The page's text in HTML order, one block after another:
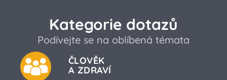
Kategorie dotazů
Podívejte se na oblíbená témata
ČLOVĚK
A ZDRAVÍ